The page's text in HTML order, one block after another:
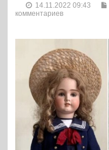
14.11.2022 09:43
комментариев